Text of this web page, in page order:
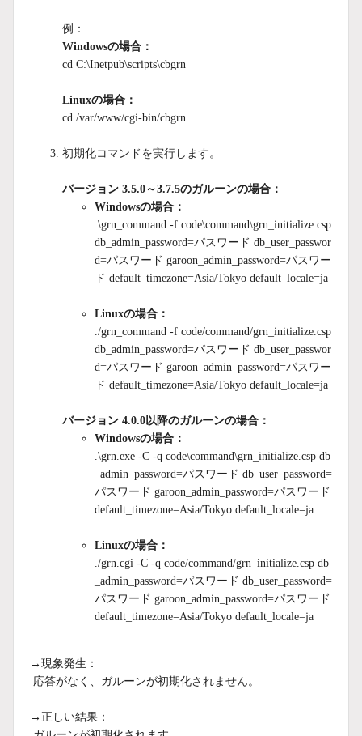
例：
Windowsの場合：
cd C:\Inetpub\scripts\cbgrn
Linuxの場合：
cd /var/www/cgi-bin/cbgrn
初期化コマンドを実行します。
バージョン 3.5.0～3.7.5のガルーンの場合：
Windowsの場合：
.\grn_command -f code\command\grn_initialize.csp
db_admin_password=パスワード db_user_passwor
d=パスワード garoon_admin_password=パスワー
ド default_timezone=Asia/Tokyo default_locale=ja
Linuxの場合：
./grn_command -f code/command/grn_initialize.csp
db_admin_password=パスワード db_user_passwor
d=パスワード garoon_admin_password=パスワー
ド default_timezone=Asia/Tokyo default_locale=ja
バージョン 4.0.0以降のガルーンの場合：
Windowsの場合：
.\grn.exe -C -q code\command\grn_initialize.csp db
_admin_password=パスワード db_user_password=
パスワード garoon_admin_password=パスワード
default_timezone=Asia/Tokyo default_locale=ja
Linuxの場合：
./grn.cgi -C -q code/command/grn_initialize.csp db
_admin_password=パスワード db_user_password=
パスワード garoon_admin_password=パスワード
default_timezone=Asia/Tokyo default_locale=ja
→現象発生：
応答がなく、ガルーンが初期化されません。
→正しい結果：